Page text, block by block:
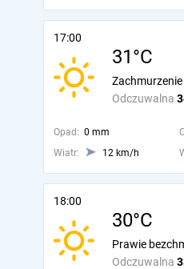
17:00
31°C
Odczuwalna
Zachmurzenie
Opad: 0 mm
Wiatr:
12 km/h
18:00
30°C
Odczuwalna
Prawie